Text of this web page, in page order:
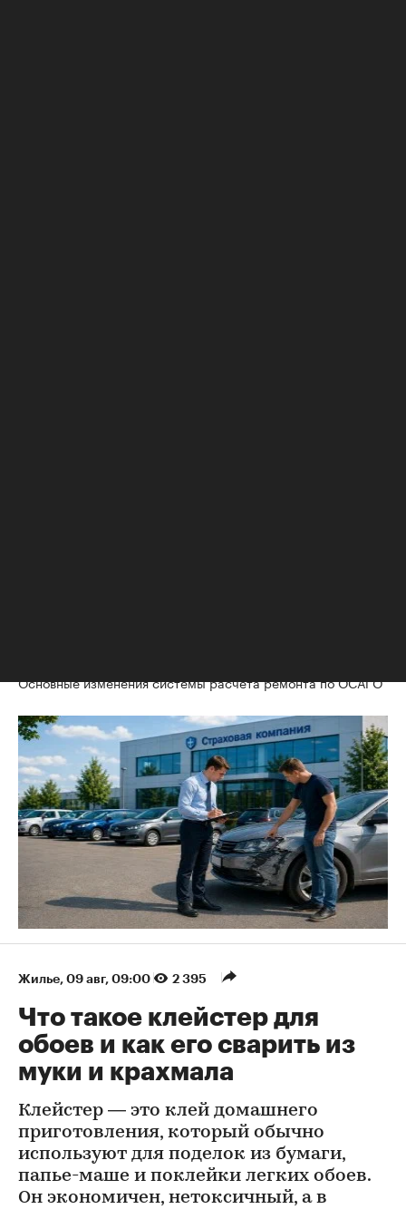
Основные изменения системы расчета ремонта по ОСАГО
Жилье 09 авг, 09:00 2 395
Что такое клейстер для
обоев и как его сварить из
муки и крахмала
Клейстер — это клей домашнего
приготовления, который обычно
используют для поделок из бумаги,
папье-маше и поклейки легких обоев.
Он экономичен, нетоксичный, а в